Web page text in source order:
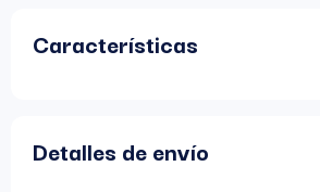
Características
Detalles de envío